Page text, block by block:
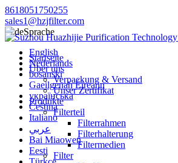
8618051750255
sales1@hzjfilter.com
Sprache
English
Nederlands
bosanski
Gaeilgenah Éireann
українська
Čeština
Italiano
عربي
Bai Miaowen
Eesti
Startseite
Über uns
Verpackung & Versand
Unser Zertifikat
Produkte
Filterteil
Filterrahmen
Filterhalterung
Filtermedien
Filter